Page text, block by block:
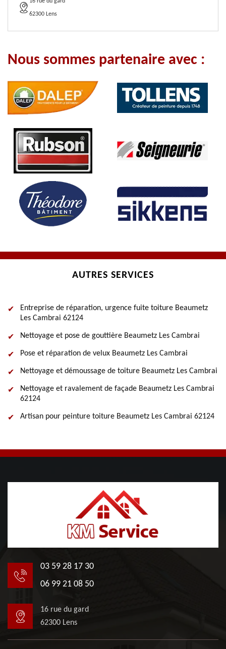
62300 Lens
Nous sommes partenaire avec :
AUTRES SERVICES
Entreprise de réparation, urgence fuite toiture Beaumetz
Les Cambrai 62124
Nettoyage et pose de gouttière Beaumetz Les Cambrai
Pose et réparation de velux Beaumetz Les Cambrai
Nettoyage et démoussage de toiture Beaumetz Les Cambrai
Nettoyage et ravalement de façade Beaumetz Les Cambrai
62124
Artisan pour peinture toiture Beaumetz Les Cambrai 62124
03 59 28 17 30
06 99 21 08 50
16 rue du gard
62300 Lens